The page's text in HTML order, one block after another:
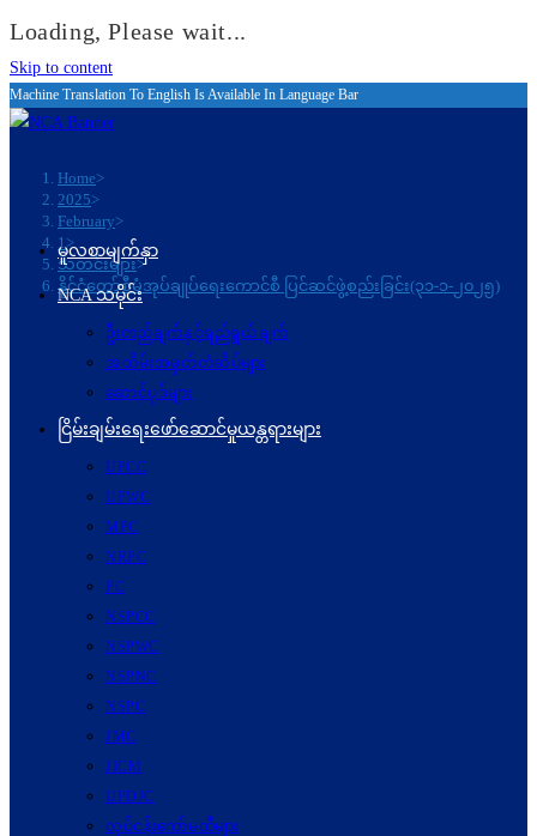
Loading, Please wait...
Skip to content
Machine Translation To English Is Available In Language Bar
Home>
2025>
February>
1>
သတင်းများ>
နိုင်ငံတော်စီမံအုပ်ချုပ်ရေးကောင်စီ ပြင်ဆင်ဖွဲ့စည်းခြင်း(၃၁-၁-၂၀၂၅)
မူလစာမျက်နှာ
NCA သမိုင်း
ဦးတည်ချက်နှင့်ရည်ရွယ်ချက်
အထိမ်းအမှတ်တံဆိပ်များ
ဆောင်ပုဒ်များ
ငြိမ်းချမ်းရေးဖော်‌ဆောင်မှုယန္တရားများ
UPCC
UPWC
MPC
NRPC
PC
NSPCC
NSPWC
NSPNC
NSPC
JMC
JICM
UPDJC
လုပ်ငန်းကော်မတီများ